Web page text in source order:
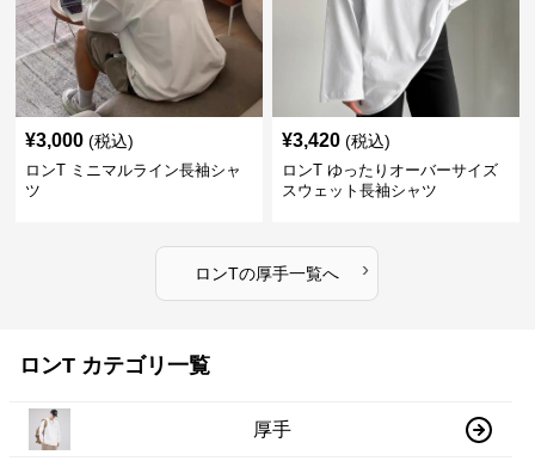
¥3,000 (税込)
ロンT ミニマルライン長袖シャ
ツ
¥3,420 (税込)
ロンT ゆったりオーバーサイズ
スウェット長袖シャツ
ロンTの厚手一覧へ ›
ロンT カテゴリ一覧
厚手